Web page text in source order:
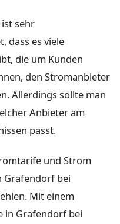
sehr
dass es viele
die um Kunden
den Stromanbieter
Allerdings sollte man
Anbieter am
passt.
und Strom
Grafendorf bei
Mit einem
in Grafendorf bei